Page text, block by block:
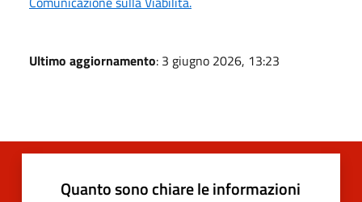
Ultimo aggiornamento: 3 giugno 2026, 13:23
Quanto sono chiare le informazioni